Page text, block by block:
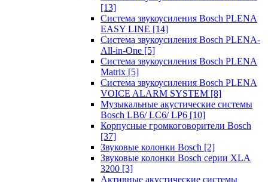
[13]
Система звукоусиления Bosch PLENA
EASY LINE [14]
Система звукоусиления Bosch PLENA-
All-in-One [5]
Система звукоусиления Bosch PLENA
Matrix [5]
Система звукоусиления Bosch PLENA
VOICE ALARM SYSTEM [8]
Музыкальные акустические системы
Bosch LB6/ LC6/ LP6 [10]
Корпусные громкоговорители Bosch
[37]
Звуковые колонки Bosch [2]
Звуковые колонки Bosch серии XLA
3200 [3]
Активные акустические системы